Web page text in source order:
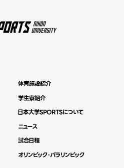
体育施設紹介
学生寮紹介
日本大学SPORTSについて
ニュース
試合日程
オリンピック・パラリンピック